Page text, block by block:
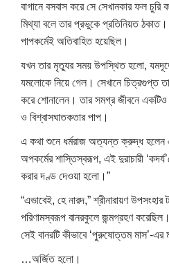
বাগানে বসবাস করে সে সেখানকার ফল
মিথ্যা বলে তার প্রভুকে প্রতিনিয়ত
পাপকর্মেই অতিবাহিত হয়েছিল।
যখন তার মৃত্যুর সময় উপস্থিত হলো,
যমলোকে নিয়ে গেল। সেখানে চিত্রগুপ্ত
করে শোনালেন। তার সমগ্র জীবনে
ও বিশ্বাসঘাতকতার পাপ।
এ কথা শুনে ধর্মরাজ অত্যন্ত ক্রুদ্ধ হলেন
অপকর্মের শাস্তিস্বরূপ, এই দুরাচারী
করার দণ্ড দেওয়া হলো।”
“এভাবেই, হে নারদ,” শ্রীনারায়ণ উপসংহার
পরিণামস্বরূপ বানরকুলে জন্মগ্রহণ
সেই বানরটি কীভাবে ‘পুরুষোত্তম মাস’-এর
…অর্জিত হলো।